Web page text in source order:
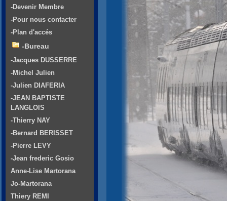
-Devenir Membre
-Pour nous contacter
-Plan d'accés
-Bureau
-Jacques DUSSERRE
-Michel Julien
-Julien DIAFERIA
-JEAN BAPTISTE
LANGLOIS
-Thierry NAY
-Bernard BERISSET
-Pierre LEVY
-Jean frederic Gosio
Anne-Lise Martorana
Jo-Martorana
Thiery REMI